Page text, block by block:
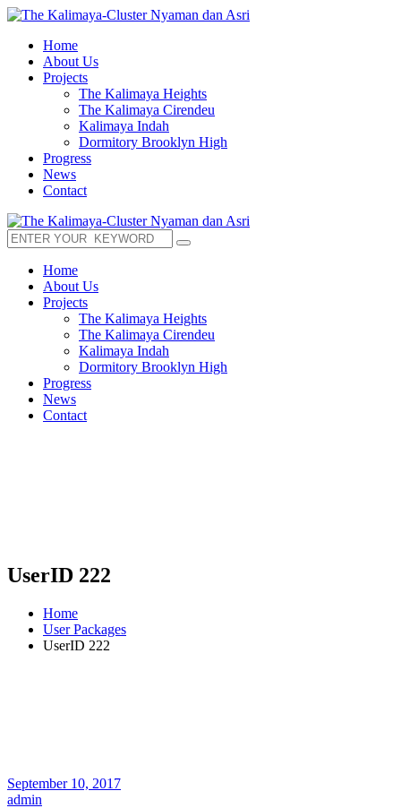
Home
About Us
Projects
The Kalimaya Heights
The Kalimaya Cirendeu
Kalimaya Indah
Dormitory Brooklyn High
Progress
News
Contact
Home
About Us
Projects
The Kalimaya Heights
The Kalimaya Cirendeu
Kalimaya Indah
Dormitory Brooklyn High
Progress
News
Contact
UserID 222
Home
User Packages
UserID 222
September 10, 2017
admin